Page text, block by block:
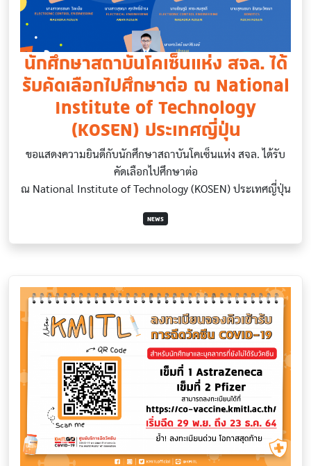
นักศึกษาสถาบันโคเซ็นแห่ง สจล. ได้
รับคัดเลือกไปศึกษาต่อ ณ National
Institute of Technology
(KOSEN) ประเทศญี่ปุ่น
ขอแสดงความยินดีกับนักศึกษาสถาบันโคเซ็นแห่ง สจล. ได้รับ
คัดเลือกไปศึกษาต่อ
ณ National Institute of Technology (KOSEN) ประเทศญี่ปุ่น
NEWS